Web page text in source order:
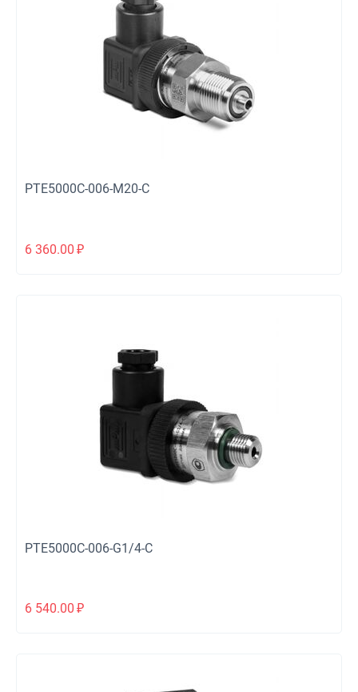
PTE5000C-006-M20-C
6 360.00 ₽
PTE5000C-006-G1/4-C
6 540.00 ₽